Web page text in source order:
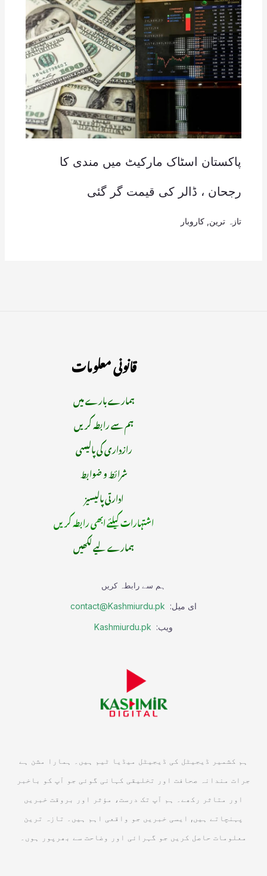
پاکستان اسٹاک مارکیٹ میں مندی کا
رجحان ، ڈالر کی قیمت گر گئی
تازہ ترین کاروبار
قانونی معلومات
ہمارے بارے میں
ہم سے رابطہ کریں
رازداری کی پالیسی
شرائط و ضوابط
ادارتی پالیسیز
اشتہارات کیلئے ابھی رابطہ کریں
ہمارے لیے لکھیں
ہم سے رابطہ کریں
ای میل: contact@Kashmiurdu.pk
ویب: Kashmiurdu.pk
ہم کشمیر ڈیجیٹل کی ڈیجیٹل میڈیا ٹیم ہیں۔ ہمارا مشن ہے
جرات مندانہ صحافت اور تخلیقی کہانی گوئی جو آپ کو باخبر
اور متاثر رکھے۔ ہم آپ تک درست، مؤثر اور بروقت خبریں
پہنچاتے ہیں, ایسی خبریں جو واقعی اہم ہیں۔ تازہ ترین
معلومات حاصل کریں جو گہرائی اور وضاحت سے بھرپور ہوں۔